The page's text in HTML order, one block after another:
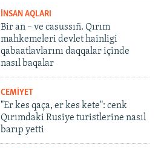
İNSAN AQLARI
Bir an – ve casussıñ. Qırım
mahkemeleri devlet hainligi
qabaatlavlarını daqqalar içinde
nasıl baqalar
CEMİYET
"Er kes qaça, er kes kete": cenk
Qırımdaki Rusiye turistlerine nasıl
barıp yetti